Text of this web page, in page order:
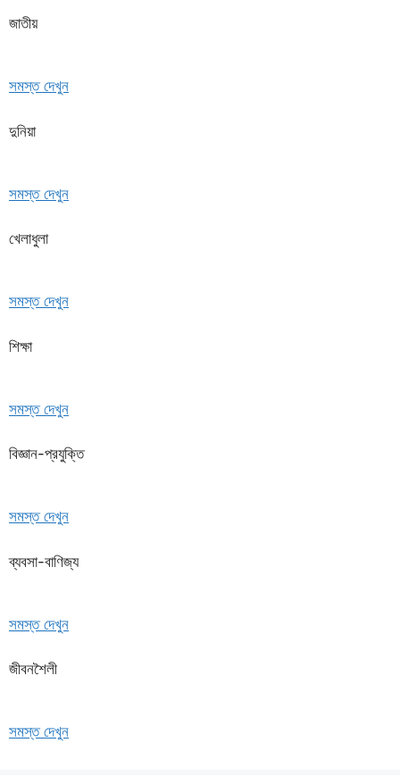
জাতীয়
সমস্ত দেখুন
দুনিয়া
সমস্ত দেখুন
খেলাধুলা
সমস্ত দেখুন
শিক্ষা
সমস্ত দেখুন
বিজ্ঞান-প্রযুক্তি
সমস্ত দেখুন
ব্যবসা-বাণিজ্য
সমস্ত দেখুন
জীবনশৈলী
সমস্ত দেখুন